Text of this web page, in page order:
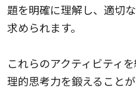
題を明確に理解し、適切
求められます。
これらのアクティビティ
理的思考力を鍛えることが